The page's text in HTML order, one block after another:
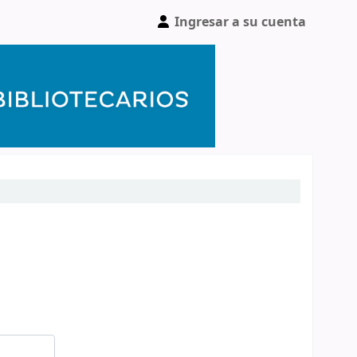
Ingresar a su cuenta